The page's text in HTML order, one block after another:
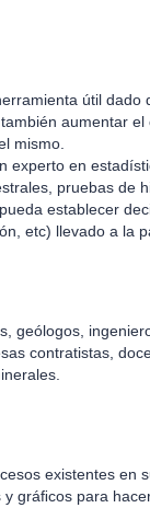
útil
aumentar
mismo.
experto en
pruebas
establecer
etc) llevado a la
geólogos,
contratistas,
existentes en
gráﬁcos para